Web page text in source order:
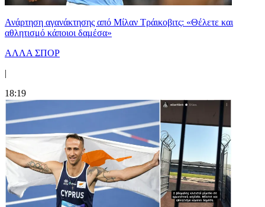
Ανάρτηση αγανάκτησης από Μίλαν Τράικοβιτς: «Θέλετε και
αθλητισμό κάποιοι δαμέσα»
ΑΛΛΑ ΣΠΟΡ
|
18:19